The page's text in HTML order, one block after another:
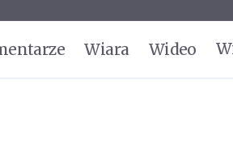
Wiara Wideo